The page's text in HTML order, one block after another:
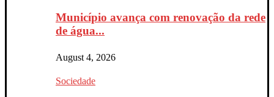
Município avança com renovação da rede
de água...
August 4, 2026
Sociedade